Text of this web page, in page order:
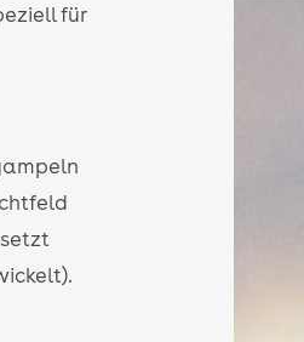
für